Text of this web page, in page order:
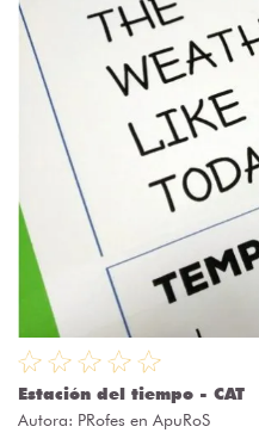
Estación del tiempo - CAT
Autora: PRofes en ApuRoS